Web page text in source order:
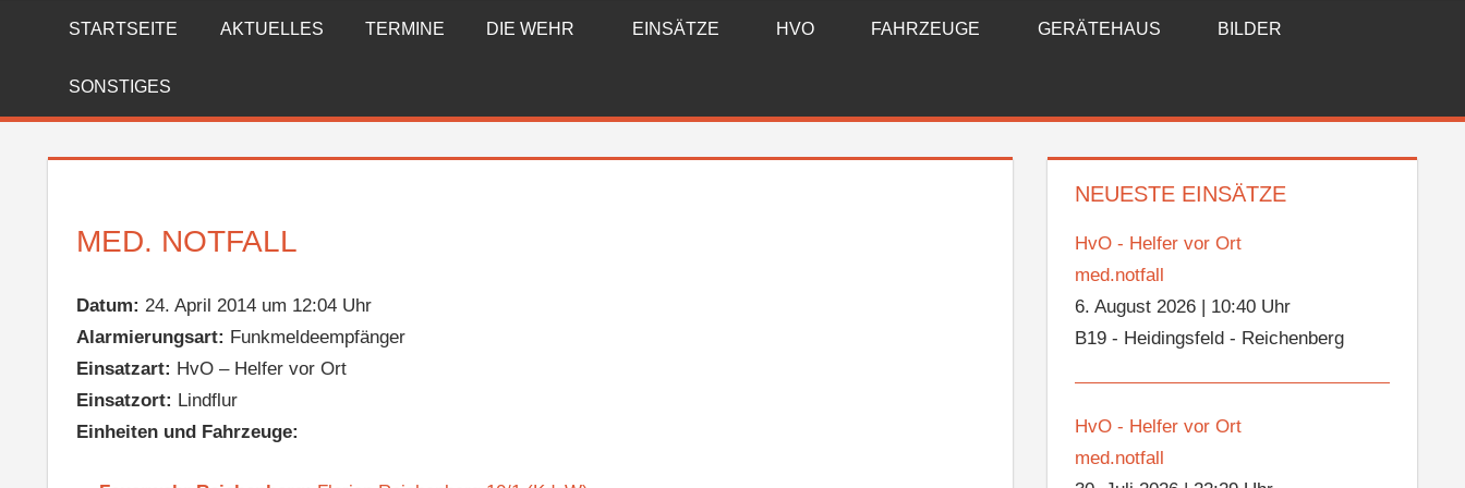
FREIWILLIGE
FEUERWEHR
REICHENBERG
STARTSEITE AKTUELLES TERMINE DIE WEHR EINSÄTZE HVO FAHRZEUGE GERÄTEHAUS BILDER
SONSTIGES
MED. NOTFALL
Datum: 24. April 2014 um 12:04 Uhr
Alarmierungsart: Funkmeldeempfänger
Einsatzart: HvO – Helfer vor Ort
Einsatzort: Lindflur
Einheiten und Fahrzeuge:
NEUESTE EINSÄTZE
HvO - Helfer vor Ort
med.notfall
6. August 2026
10:40 Uhr
B19 - Heidingsfeld - Reichenberg
HvO - Helfer vor Ort
med.notfall